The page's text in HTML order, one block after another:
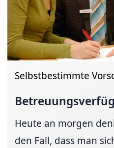
Selbstbestimmte
Heute an morgen
den Fall, dass man